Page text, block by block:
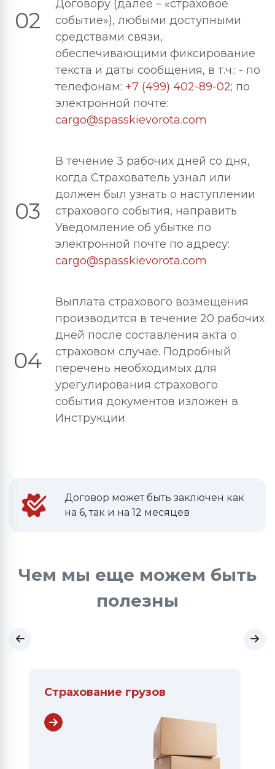
02
Договору (далее – «страховое
событие»), любыми доступными
средствами связи,
обеспечивающими фиксирование
текста и даты сообщения, в т.ч.: - по
телефонам: +7 (499) 402-89-02; по
электронной почте:
cargo@spasskievorota.com
03
В течение 3 рабочих дней со дня,
когда Страхователь узнал или
должен был узнать о наступлении
страхового события, направить
Уведомление об убытке по
электронной почте по адресу:
cargo@spasskievorota.com
04
Выплата страхового возмещения
производится в течение 20 рабочих
дней после составления акта о
страховом случае. Подробный
перечень необходимых для
урегулирования страхового
события документов изложен в
Инструкции.
Договор может быть заключен как
на 6, так и на 12 месяцев
Чем мы еще можем быть
полезны
Страхование грузов